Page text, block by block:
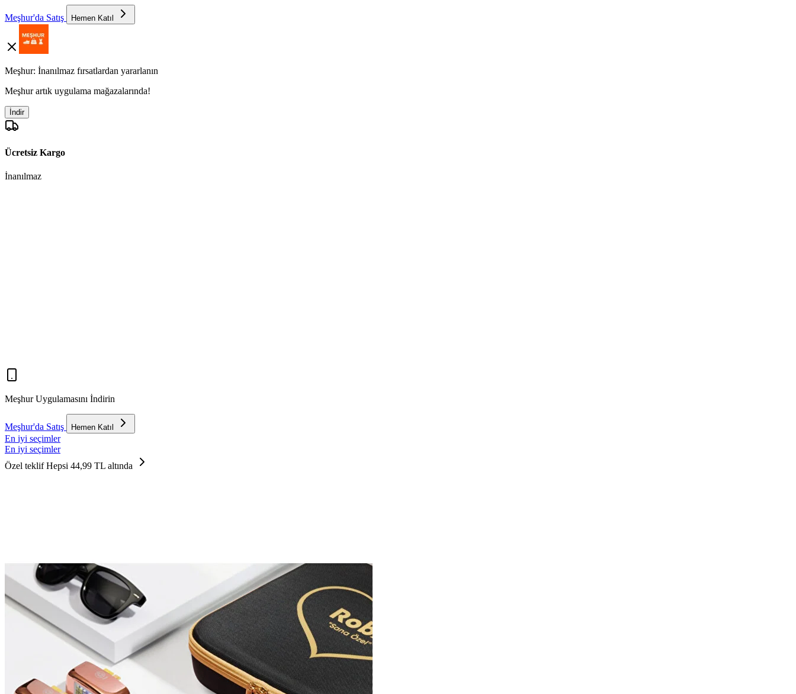
Meşhur'da Satış Hemen Katıl
Meşhur: İnanılmaz fırsatlardan yararlanın
Meşhur artık uygulama mağazalarında!
İndir
Ücretsiz Kargo
İnanılmaz
Meşhur Uygulamasını İndirin
Meşhur'da Satış Hemen Katıl
En iyi seçimler
En iyi seçimler
Özel teklif Hepsi 44,99 TL altında